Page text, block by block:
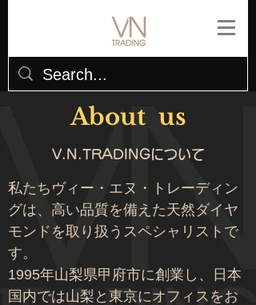
About us
V.N.TRADINGについて
私たちヴィー・エヌ・トレーディン
グは、高い品質を備えた天然ダイヤ
モンドを取り扱うスペシャリストで
す。
1995年山梨県甲府市に創業し、日本
国内では山梨と東京にオフィスをお